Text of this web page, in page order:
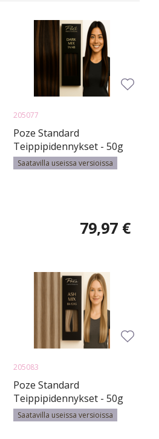
205077
Poze Standard
Teippipidennykset - 50g
1N/4B Dark Mix - 50cm
Saatavilla useissa versioissa
79,97 €
205083
Poze Standard
Teippipidennykset - 50g
Ash Mix 8A/12AS - 50cm
Saatavilla useissa versioissa